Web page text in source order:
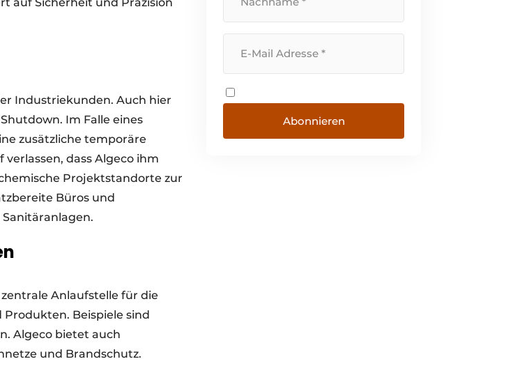
Industriekunden. Auch hier
Im Falle eines
zusätzliche temporäre
dass Algeco ihm
Projektstandorte zur
Büros und
Anlaufstelle für die
Beispiele sind
Algeco bietet auch
und Brandschutz.
Abonnieren